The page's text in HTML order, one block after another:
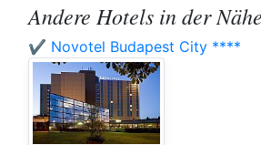
Andere Hotels in der Nähe
✔️ Novotel Budapest City ****